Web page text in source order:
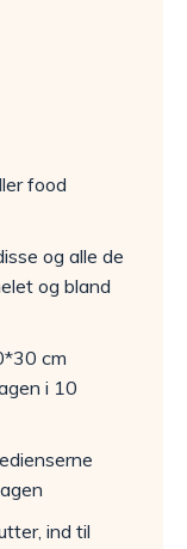
food
og alle de
og bland
cm
i 10
ind til